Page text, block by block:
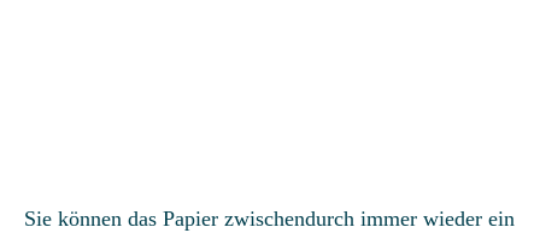
Sie können das Papier zwischendurch immer wieder ein